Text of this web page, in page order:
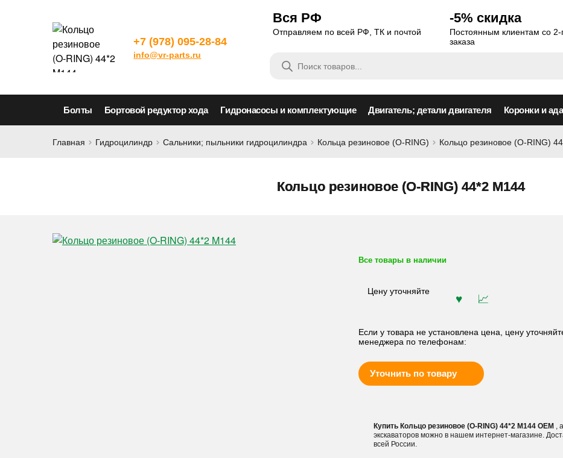
+7 (978) 095-28-84
info@vr-parts.ru
Вся РФ
Отправляем по всей РФ, ТК и почтой
-5% скидка
Постоянным клиентам со 2-
заказа
товаров
Болты Бортовой редуктор хода Гидронасосы и комплектующие Двигатель; детали двигателя Коронки и
Главная Гидроцилиндр Сальники; пыльники гидроцилиндра Кольца резиновое (O-RING) Кольцо резиновое (O-RING)
Кольцо резиновое (O-RING) 44*2 M144
Все товары в наличии
Цену уточняйте
Если у товара не установлена цена, цену
менеджера по телефонам:
Уточнить по товару
Купить Кольцо резиновое (O-RING) 44*2 M144 OEM ,
экскаваторов можно в нашем интернет-магазине.
всей России.